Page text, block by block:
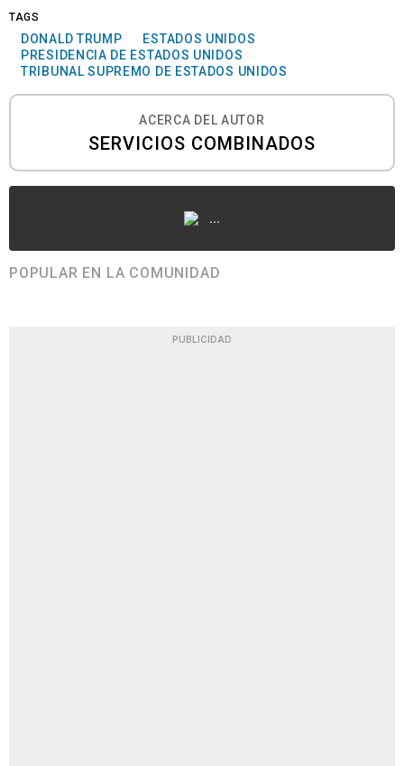
TAGS
DONALD TRUMP
ESTADOS UNIDOS
PRESIDENCIA DE ESTADOS UNIDOS
TRIBUNAL SUPREMO DE ESTADOS UNIDOS
ACERCA DEL AUTOR
SERVICIOS COMBINADOS
...
POPULAR EN LA COMUNIDAD
PUBLICIDAD